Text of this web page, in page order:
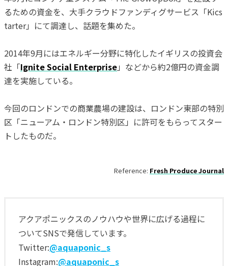
るための資金を、大手クラウドファンディグサービス「Kics
tarter」にて調達し、話題を集めた。
2014年9月にはエネルギー分野に特化したイギリスの投資会
社「Ignite Social Enterprise」などから約2億円の資金調
達を実施している。
今回のロンドンでの商業農場の建設は、ロンドン東部の特別
区「ニューアム・ロンドン特別区」に許可をもらってスター
トしたものだ。
Reference: Fresh Produce Journal
アクアポニックスのノウハウや世界に広げる過程に
ついてSNSで発信しています。
Twitter:@aquaponic_s
Instagram:@aquaponic_s